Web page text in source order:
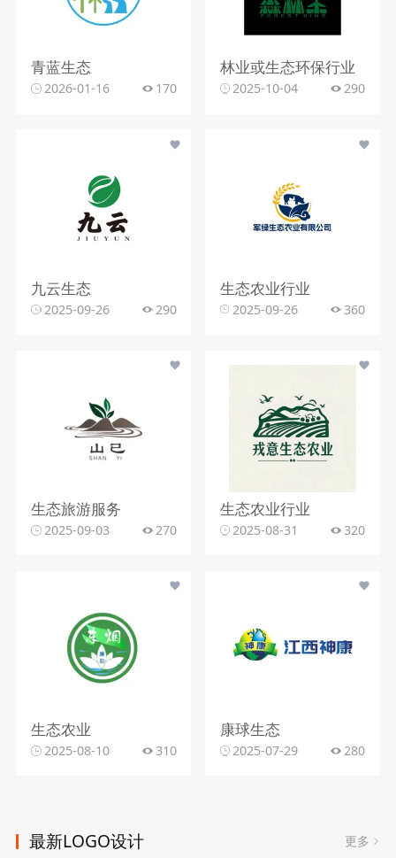
青蓝生态
2026-01-16 170
林业或生态环保行业
2025-10-04 290
九云生态
2025-09-26 290
生态农业行业
2025-09-26 360
生态旅游服务
2025-09-03 270
生态农业行业
2025-08-31 320
生态农业
2025-08-10 310
康球生态
2025-07-29 280
最新LOGO设计 更多